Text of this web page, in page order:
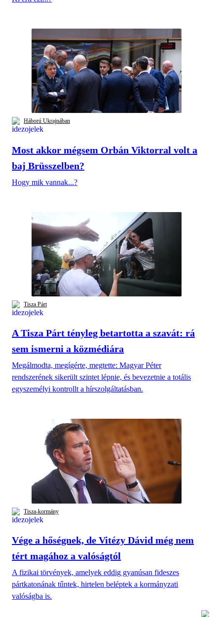
Háború Ukrajnában
Most akkor mégsem Orbán Viktorral volt a
baj Brüsszelben?
Hogy mik vannak...?
Tisza Párt
A Tisza Párt tényleg betartotta a szavát: rá
sem ismerni a közmédiára
Megálmodta, megígérte, megtette: Magyar Péter
rendszerének sikerült szintet lépnie, és bevezetnie a totális
egyszemélyi kontrollt a hírszolgáltatásban.
Tisza-kormány
Vége a hőségnek, de Vitézy Dávid még nem
tért magához a valóságtól
A fizikai törvények, amelyek eddig gyanúsan fideszes
pártkatonának tűntek, hirtelen beléptek a kormányzati
valóságba is.